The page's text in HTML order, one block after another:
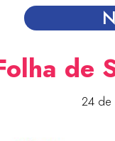
de
24 de